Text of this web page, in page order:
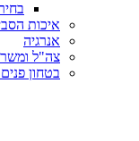
איכות
אנרגיה
צה"ל
בטחון